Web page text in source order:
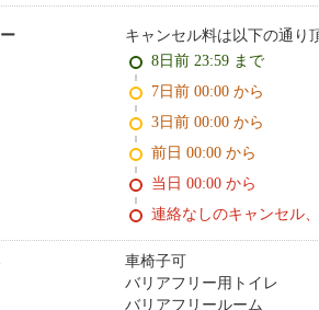
キャンセル料は以下の通り
8日前 23:59 まで
7日前 00:00 か
3日前 00:00 か
前日 00:00 から
当日 00:00 から
連絡なしのキャンセル
車椅子可
バリアフリー用トイレ
バリアフリールーム